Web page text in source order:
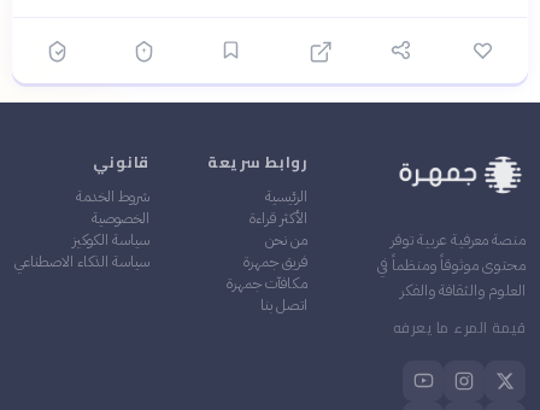
منصة معرفية عربية توفر
محتوى موثوقاً ومنظماً في
العلوم والثقافة والفكر
قيمة المرء ما يعرفه
روابط سريعة
الرئيسية
الأكثر قراءة
من نحن
فريق جمهرة
مكافآت جمهرة
اتصل بنا
قانوني
شروط الخدمة
الخصوصية
سياسة الكوكيز
سياسة الذكاء الاصطناعي